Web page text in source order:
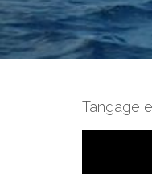
Tangage